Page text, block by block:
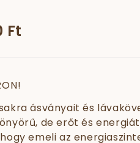
Ft
ásványait és
de erőt és
emeli az